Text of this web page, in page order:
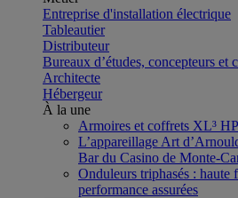
Entreprise d'installation électrique
Tableautier
Distributeur
Bureaux d’études, concepteurs et
Architecte
Hébergeur
À la une
Armoires et coffrets XL³
L’appareillage Art
Bar du Casino de Monte-
Onduleurs triphasés : haute
performance assurées